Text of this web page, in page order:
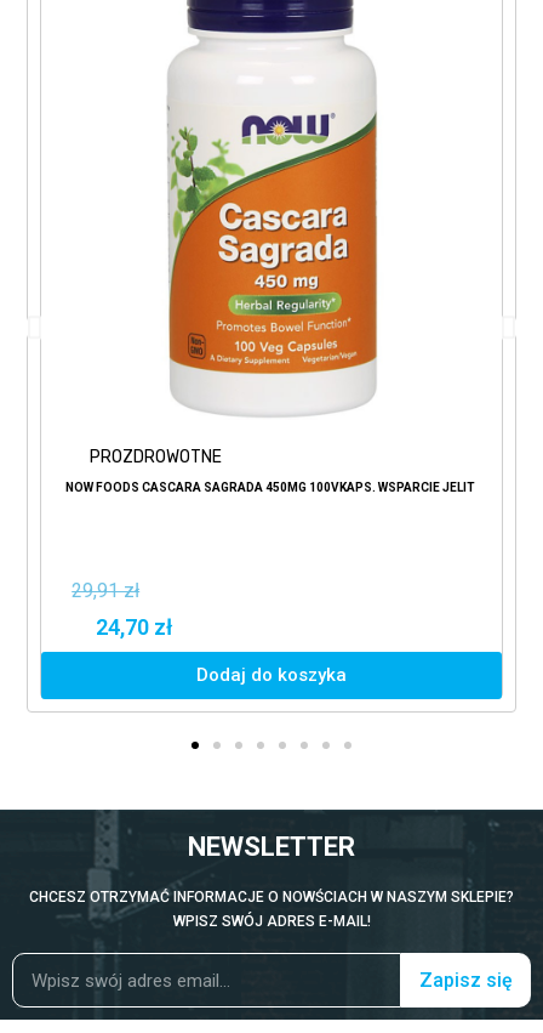
PROZDROWOTNE
NOW FOODS CASCARA SAGRADA 450MG 100VKAPS. WSPARCIE JELIT
29,91 zł
24,70 zł
Dodaj do koszyka
NEWSLETTER
CHCESZ OTRZYMAĆ INFORMACJE O NOWŚCIACH W NASZYM SKLEPIE?
WPISZ SWÓJ ADRES E-MAIL!
Zapisz się